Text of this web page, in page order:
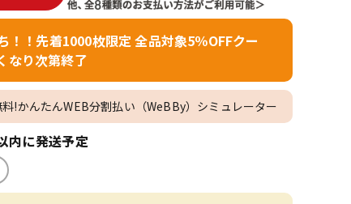
！！先着1000枚限定 全品対象5％OFFクー
なり次第終了
!かんたんWEB分割払い（WeBBy）シミュレーター
内に発送予定